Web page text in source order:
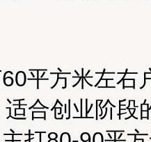
平方米左右
合创业阶